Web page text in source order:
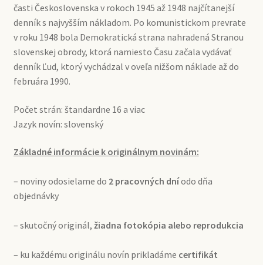
časti Československa v rokoch 1945 až 1948 najčítanejší
denník s najvyšším nákladom. Po komunistickom prevrate
v roku 1948 bola Demokratická strana nahradená Stranou
slovenskej obrody, ktorá namiesto Času začala vydávať
denník Ľud, ktorý vychádzal v oveľa nižšom náklade až do
februára 1990.
Počet strán: štandardne 16 a viac
Jazyk novín: slovenský
Základné informácie k originálnym novinám:
– noviny odosielame do 2 pracovných dníodo dňa
objednávky
– skutočný originál, žiadna fotokópia alebo reprodukcia
– ku každému originálu novín prikladáme certifikát